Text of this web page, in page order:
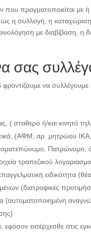
που πραγματοποιείται
η συλλογή, η
με διαβίβαση, η
σας
να
( σταθερό ή/και κινητό
(ΑΦΜ, αρ. μητρώου
Πατρώνυμο,
τραπεζικού
επαγγελματική ειδικότητα
(διατροφικές
(αυτοματοποιημένη
εισέρχεσθε στις